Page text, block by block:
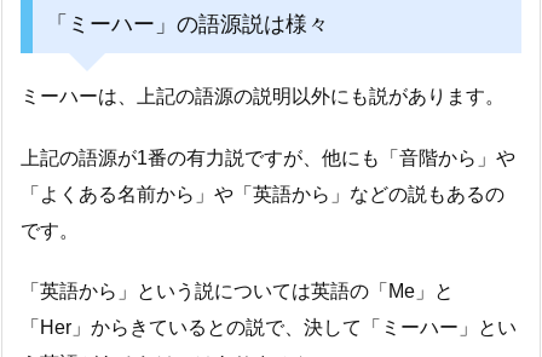
「ミーハー」の語源説は様々
ミーハーは、上記の語源の説明以外にも説があります。
上記の語源が1番の有力説ですが、他にも「音階から」や
「よくある名前から」や「英語から」などの説もあるの
です。
「英語から」という説については英語の「Me」と
「Her」からきているとの説で、決して「ミーハー」とい